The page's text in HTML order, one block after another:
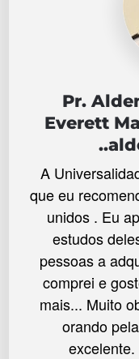
Pr.
Everett
A
que eu
unidos . Eu
estudos
pessoas a
comprei e
mais... Muito
orando